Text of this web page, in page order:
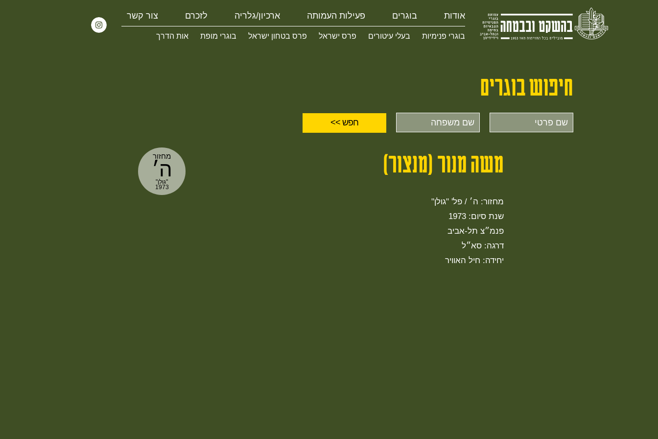
אודות בוגרים
בוגרי פנימיות בעלי עיטורים פרס ישראל פרס בטחון ישראל בוגרי מופת אות הדרך
פעילות העמותה ארכיון/גלריה לזכרם צור קשר
חיפוש בוגרים
שם
פרטי
שם
משפחה
מחזור
ה׳
"גולן"
1973
משה מנור (מנצור)
מחזור: ה׳ / פל' "גולן"
שנת סיום: 1973
פנמ״צ תל-אביב
דרגה: סא״ל
יחידה: חיל האוויר